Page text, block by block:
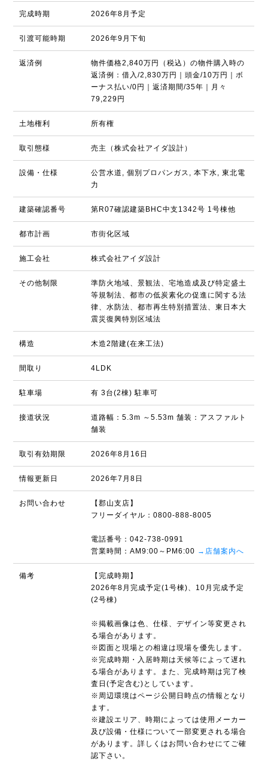
完成時期 2026年8月予定
引渡可能時期 2026年9月下旬
返済例
物件価格2,840万円（税込）の物件購入時の
返済例：借入/2,830万円｜頭金/10万円｜ボ
ーナス払い/0円｜返済期間/35年｜月々
79,229円
土地権利 所有権
取引態様 売主（株式会社アイダ設計）
設備・仕様
公営水道, 個別プロパンガス, 本下水, 東北電
力
建築確認番号 第R07確認建築BHC中支1342号 1号棟他
都市計画 市街化区域
施工会社 株式会社アイダ設計
その他制限
準防火地域、景観法、宅地造成及び特定盛土
等規制法、都市の低炭素化の促進に関する法
律、水防法、都市再生特別措置法、東日本大
震災復興特別区域法
構造 木造2階建(在来工法)
間取り 4LDK
駐車場 有 3台(2棟) 駐車可
接道状況
道路幅：5.3m ～5.53m 舗装：アスファルト
舗装
取引有効期限 2026年8月16日
情報更新日 2026年7月8日
お問い合わせ
【郡山支店】
フリーダイヤル：0800-888-8005
電話番号：042-738-0991
営業時間：AM9:00～PM6:00 →店舗案内へ
備考
【完成時期】
2026年8月完成予定(1号棟)、10月完成予定
(2号棟)
※掲載画像は色、仕様、デザイン等変更され
る場合があります。
※図面と現場との相違は現場を優先します。
※完成時期・入居時期は天候等によって遅れ
る場合があります。また、完成時期は完了検
査日(予定含む)としています。
※周辺環境はページ公開日時点の情報となり
ます。
※建設エリア、時期によっては使用メーカー
及び設備・仕様について一部変更される場合
があります。詳しくはお問い合わせにてご確
認下さい。